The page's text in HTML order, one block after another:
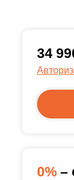
34
0% –